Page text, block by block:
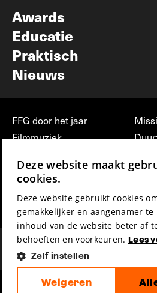
Awards
Educatie
Praktisch
Nieuws
FFG door het jaar
Filmmuziek
Press & Industry
Film Fest Friends
Deze website maakt
cookies.
Deze website gebruikt cookies
gemakkelijker en aangenamer te
inhoud van de website beter af
behoeften en voorkeuren. Lees
Zelf instellen
Weigeren